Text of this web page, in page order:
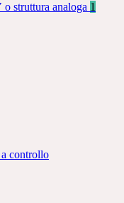
struttura analoga 1
controllo